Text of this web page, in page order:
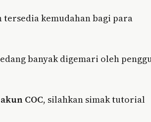
tersedia kemudahan bagi para
banyak digemari oleh
COC, silahkan simak tutorial